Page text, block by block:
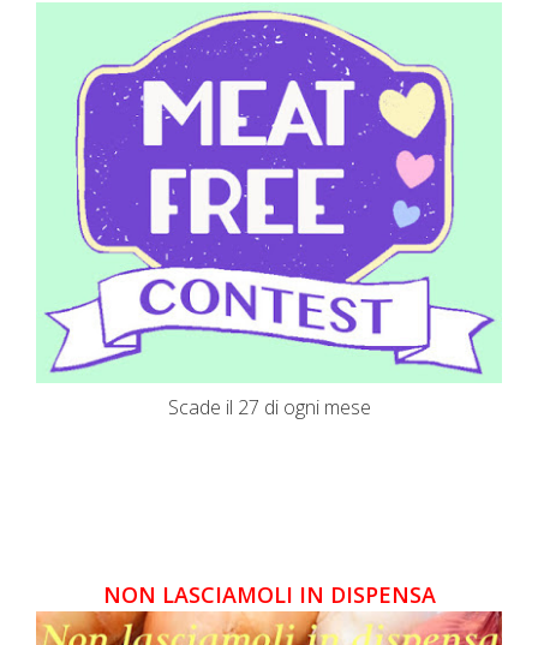
Scade il 27 di ogni mese
NON LASCIAMOLI IN DISPENSA